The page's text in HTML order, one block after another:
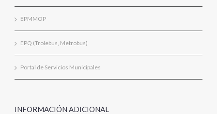
EPMMOP
EPQ (Trolebus, Metrobus)
Portal de Servicios Municipales
INFORMACIÓN ADICIONAL